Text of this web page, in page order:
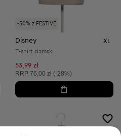
-50% z FESTIVE
Disney XL
T-shirt damski
53,99 zł
Cena sugerowana:
RRP 76,00 zł (-28%)